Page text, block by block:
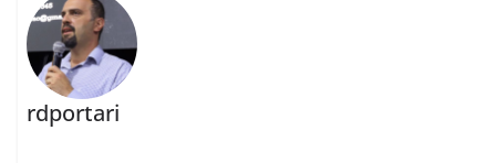
rdportari